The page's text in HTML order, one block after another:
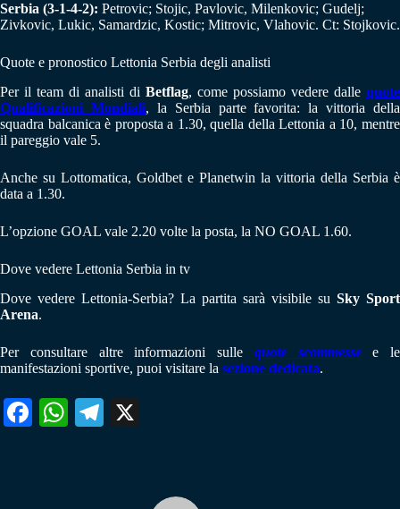
Serbia (3-1-4-2): Petrovic; Stojic, Pavlovic, Milenkovic; Gudelj;
Zivkovic, Lukic, Samardzic, Kostic; Mitrovic, Vlahovic. Ct: Stojkovic.
Quote e pronostico Lettonia Serbia degli analisti
Per il team di analisti di Betflag, come possiamo vedere dalle quote
Qualificazioni Mondiali, la Serbia parte favorita: la vittoria della
squadra balcanica è proposta a 1.30, quella della Lettonia a 10, mentre
il pareggio vale 5.
Anche su Lottomatica, Goldbet e Planetwin la vittoria della Serbia è
data a 1.30.
L’opzione GOAL vale 2.20 volte la posta, la NO GOAL 1.60.
Dove vedere Lettonia Serbia in tv
Dove vedere Lettonia-Serbia? La partita sarà visibile su Sky Sport
Arena.
Per consultare altre informazioni sulle quote scommessee le
manifestazioni sportive, puoi visitare la sezione dedicata.
Fa W
Te